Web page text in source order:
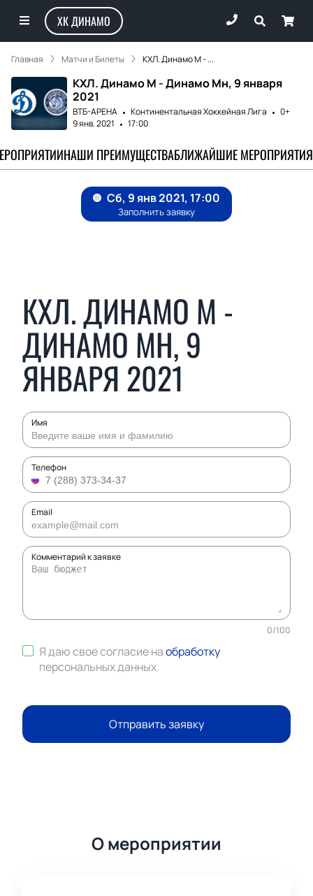
ХК ДИНАМО
Главная Матчи и Билеты КХЛ. Динамо М - ...
КХЛ. Динамо М - Динамо Мн, 9 января
2021
ВТБ-АРЕНА Континентальная Хоккейная Лига
0+
9 янв. 2021
17:00
НАШИ ПРЕИМУЩЕСТВАБЛИЖАЙШИЕ МЕРОПРИЯТИЯ
КХЛ. ДИНАМО М -
ДИНАМО МН, 9
ЯНВАРЯ 2021
Имя
Телефон
Email
Комментарий к заявке
0/100
Я даю свое согласие наобработку
персональных данных.
Отправить заявку
О мероприятии